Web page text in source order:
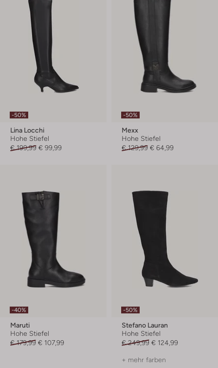
-50%
Lina Locchi
Hohe Stiefel
€ 199,99 € 99,99
-50%
Mexx
Hohe Stiefel
€ 129,99 € 64,99
-40%
Maruti
Hohe Stiefel
€ 179,99 € 107,99
-50%
Stefano Lauran
Hohe Stiefel
€ 249,99 € 124,99
+ mehr farben